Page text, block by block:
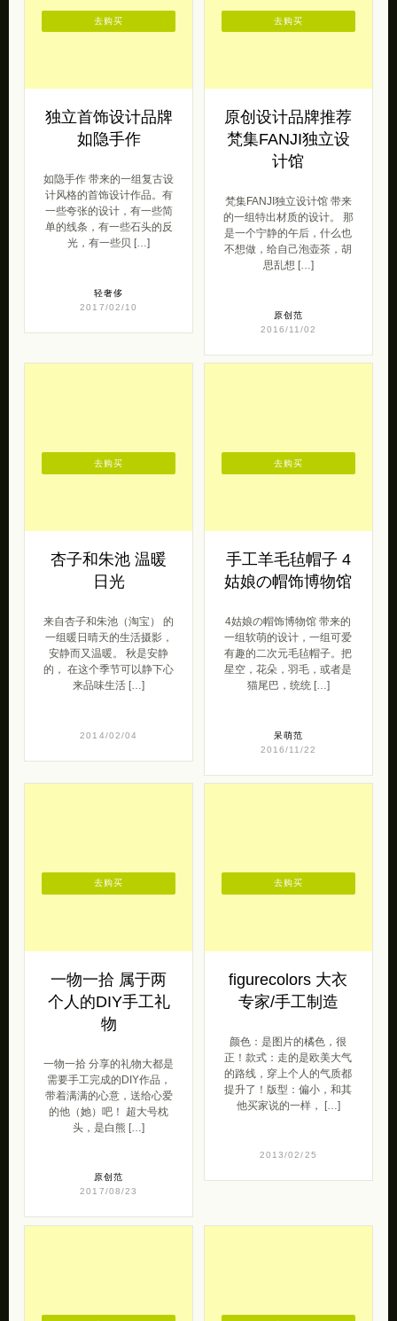
独立首饰设计品牌
如隐手作
如隐手作 带来的一组复古设
计风格的首饰设计作品。有
一些夸张的设计，有一些简
单的线条，有一些石头的反
光，有一些贝 […]
轻奢侈
2017/02/10
去购买
原创设计品牌推荐
梵集FANJI独立设
计馆
梵集FANJI独立设计馆 带来
的一组特出材质的设计。 那
是一个宁静的午后，什么也
不想做，给自己泡壶茶，胡
思乱想 […]
原创范
2016/11/02
去购买
杏子和朱池 温暖
日光
来自杏子和朱池（淘宝） 的
一组暖日晴天的生活摄影，
安静而又温暖。 秋是安静
的， 在这个季节可以静下心
来品味生活 […]
2014/02/04
去购买
手工羊毛毡帽子 4
姑娘の帽饰博物馆
4姑娘の帽饰博物馆 带来的
一组软萌的设计，一组可爱
有趣的二次元毛毡帽子。把
星空，花朵，羽毛，或者是
猫尾巴，统统 […]
呆萌范
2016/11/22
去购买
一物一拾 属于两
个人的DIY手工礼
物
一物一拾 分享的礼物大都是
需要手工完成的DIY作品，
带着满满的心意，送给心爱
的他（她）吧！ 超大号枕
头，是白熊 […]
原创范
2017/08/23
去购买
figurecolors 大衣
专家/手工制造
颜色：是图片的橘色，很
正！款式：走的是欧美大气
的路线，穿上个人的气质都
提升了！版型：偏小，和其
他买家说的一样， […]
2013/02/25
去购买